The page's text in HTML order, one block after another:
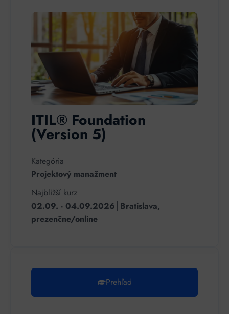
ITIL® Foundation
(Version 5)
Kategória
Projektový manažment
Najbližší kurz
02.09. - 04.09.2026│Bratislava,
prezenčne/online
Prehľad